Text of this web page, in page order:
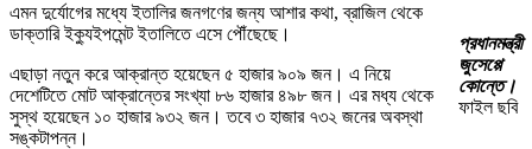
প্রধানমন্ত্রী
জুসেপ্পে
কোন্তে।
ফাইল ছবি
এমন দুর্যোগের মধ্যে ইতালির জনগণের জন্য আশার কথা, ব্রাজিল থেকে
ডাক্তারি ইক্যুইপমেন্ট ইতালিতে এসে পৌঁছেছে।
এছাড়া নতুন করে আক্রান্ত হয়েছেন ৫ হাজার ৯০৯ জন। এ নিয়ে
দেশেটিতে মোট আক্রান্তের সংখ্যা ৮৬ হাজার ৪৯৮ জন। এর মধ্য থেকে
সুস্থ হয়েছেন ১০ হাজার ৯৩২ জন। তবে ৩ হাজার ৭৩২ জনের অবস্থা
সঙ্কটাপন্ন।